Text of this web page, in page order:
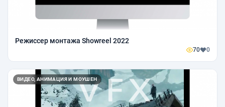
Режиссер монтажа Showreel 2022
70 0
ВИДЕО, АНИМАЦИЯ И МОУШЕН